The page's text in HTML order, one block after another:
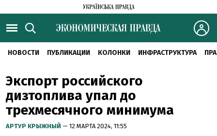
НОВОСТИ ПУБЛИКАЦИИ КОЛОНКИ ИНФРАСТРУКТУРА
Экспорт российского
дизтоплива упал до
трехмесячного минимума
АРТУР КРЫЖНЫЙ — 12 МАРТА 2024, 11:55